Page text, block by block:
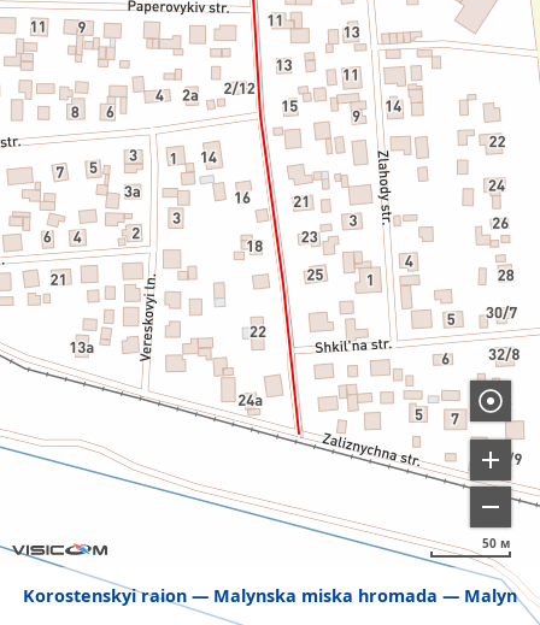
Korostenskyi raion Malynska miska hromada Malyn
50 м